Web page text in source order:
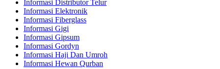
Informasi Distributor Telur
Informasi Elektronik
Informasi Fiberglass
Informasi Gigi
Informasi Gipsum
Informasi Gordyn
Informasi Haji Dan Umroh
Informasi Hewan Qurban